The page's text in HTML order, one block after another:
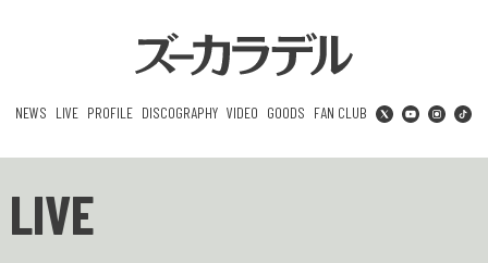
NEWS LIVE PROFILE DISCOGRAPHY VIDEO GOODS FAN CLUB
LIVE